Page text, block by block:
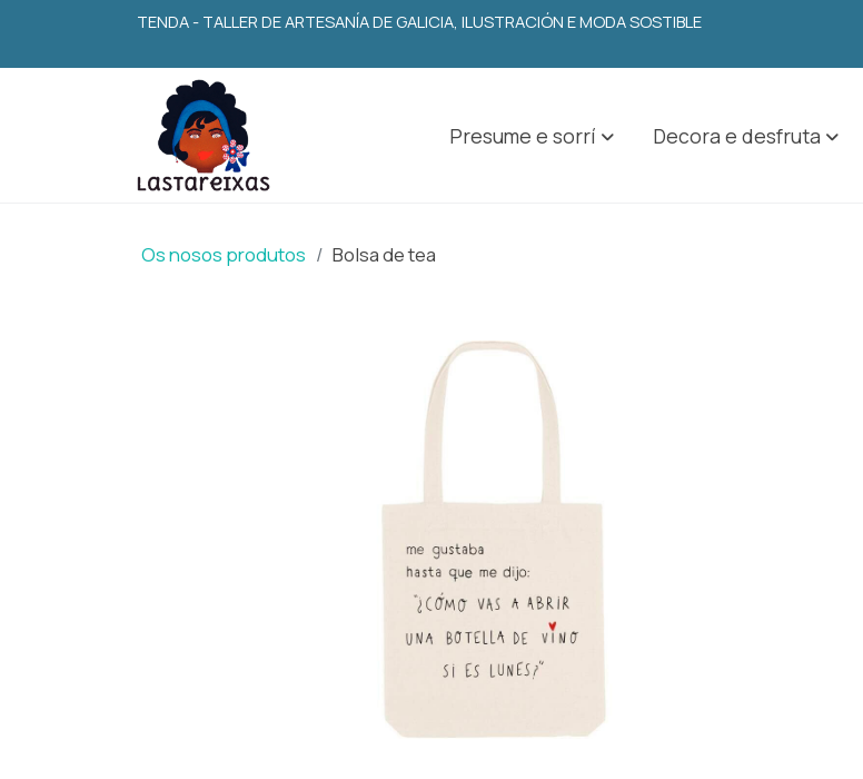
TENDA - TALLER DE ARTESANÍA DE GALICIA, ILUSTRACIÓN E MODA SOSTIBLE
Presume e sorrí Decora e desfruta
Os nosos produtos Bolsa de tea